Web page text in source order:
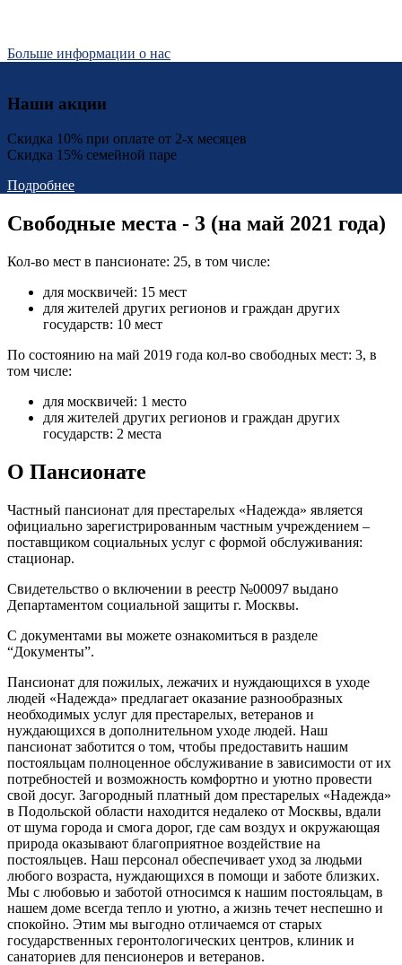
Больше информации о нас
Наши акции
Скидка 10% при оплате от 2-х месяцев
Скидка 15% семейной паре
Подробнее
Свободные места - 3 (на май 2021 года)
Кол-во мест в пансионате: 25, в том числе:
для москвичей: 15 мест
для жителей других регионов и граждан других
государств: 10 мест
По состоянию на май 2019 года кол-во свободных мест: 3, в
том числе:
для москвичей: 1 место
для жителей других регионов и граждан других
государств: 2 места
О Пансионате
Частный пансионат для престарелых «Надежда» является
официально зарегистрированным частным учреждением –
поставщиком социальных услуг с формой обслуживания:
стационар.
Свидетельство о включении в реестр №00097 выдано
Департаментом социальной защиты г. Москвы.
С документами вы можете ознакомиться в разделе
“Документы”.
Пансионат для пожилых, лежачих и нуждающихся в уходе
людей «Надежда» предлагает оказание разнообразных
необходимых услуг для престарелых, ветеранов и
нуждающихся в дополнительном уходе людей. Наш
пансионат заботится о том, чтобы предоставить нашим
постояльцам полноценное обслуживание в зависимости от их
потребностей и возможность комфортно и уютно провести
свой досуг. Загородный платный дом престарелых «Надежда»
в Подольской области находится недалеко от Москвы, вдали
от шума города и смога дорог, где сам воздух и окружающая
природа оказывают благоприятное воздействие на
постояльцев. Наш персонал обеспечивает уход за людьми
любого возраста, нуждающихся в помощи и заботе близких.
Мы с любовью и заботой относимся к нашим постояльцам, в
нашем доме всегда тепло и уютно, а жизнь течет неспешно и
спокойно. Этим мы выгодно отличаемся от старых
государственных геронтологических центров, клиник и
санаториев для пенсионеров и ветеранов.